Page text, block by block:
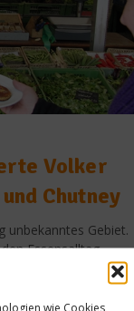
wie Cookies,
Volker
Chutney
unbekanntes Gebiet.
Essensalltag
unserem
über die